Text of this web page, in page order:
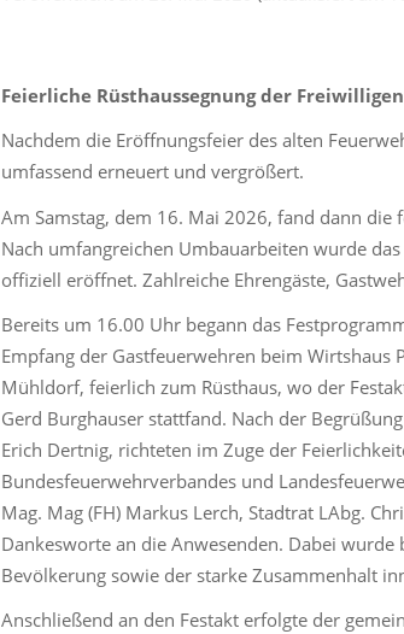
Feierliche Rüsthaussegnung der
Nachdem die Eröffnungsfeier des alten
umfassend erneuert und vergrößert.
Am Samstag, dem 16. Mai 2026, fand dann
Nach umfangreichen Umbauarbeiten wurde
offiziell eröffnet. Zahlreiche Ehrengäste,
Bereits um 16.00 Uhr begann das
Empfang der Gastfeuerwehren beim Wirtshaus
Mühldorf, feierlich zum Rüsthaus, wo der
Gerd Burghauser stattfand. Nach der
Erich Dertnig, richteten im Zuge der
Bundesfeuerwehrverbandes und
Mag. Mag (FH) Markus Lerch, Stadtrat LAbg.
Dankesworte an die Anwesenden. Dabei
Bevölkerung sowie der starke Zusammenhalt
Anschließend an den Festakt erfolgte der